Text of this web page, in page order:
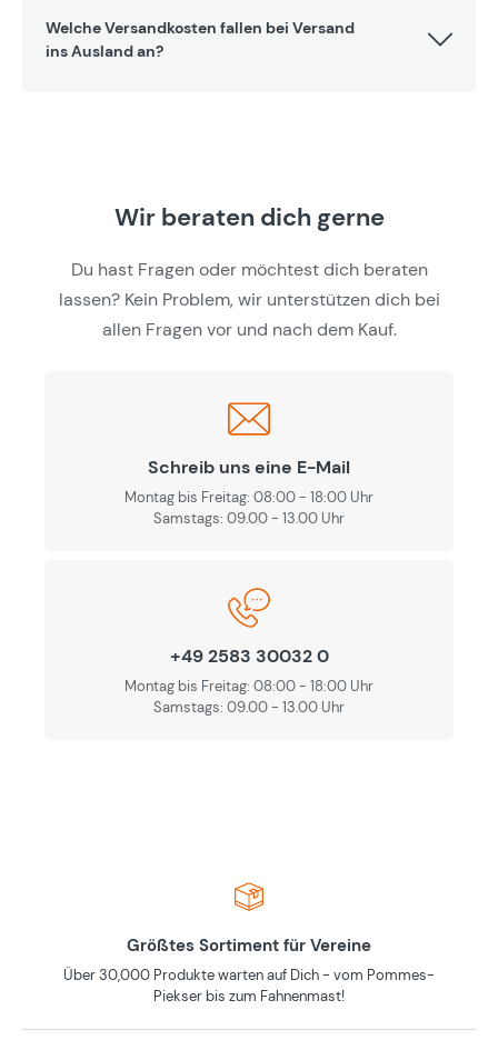
Welche Versandkosten fallen bei Versand
ins Ausland an?
Wir beraten dich gerne
Du hast Fragen oder möchtest dich beraten
lassen? Kein Problem, wir unterstützen dich bei
allen Fragen vor und nach dem Kauf.
Schreib uns eine E-Mail
Montag bis Freitag: 08:00 - 18:00 Uhr
Samstags: 09.00 - 13.00 Uhr
+49 2583 30032 0
Montag bis Freitag: 08:00 - 18:00 Uhr
Samstags: 09.00 - 13.00 Uhr
Größtes Sortiment für Vereine
Über 30,000 Produkte warten auf Dich - vom Pommes-
Piekser bis zum Fahnenmast!